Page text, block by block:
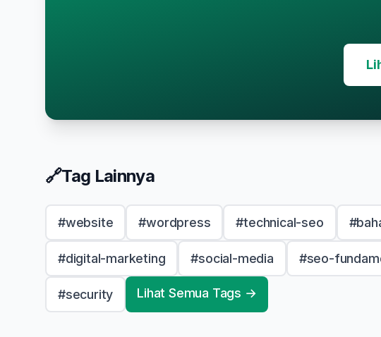
🔗Tag Lainnya
#website #wordpress #technical-seo
#digital-marketing #social-media #seo-
#security Lihat Semua Tags →